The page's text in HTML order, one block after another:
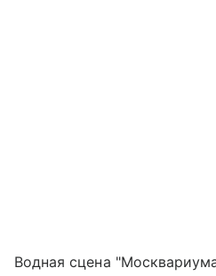
Водная сцена